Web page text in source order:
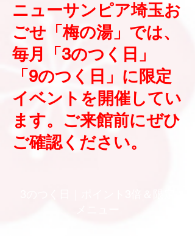
ニューサンピア埼玉お
ごせ「梅の湯」では、
毎月「3のつく日」
「9のつく日」に限定
イベントを開催してい
ます。ご来館前にぜひ
ご確認ください。